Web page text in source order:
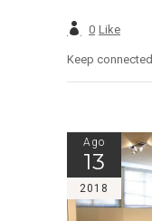
0 Like
Keep connected
Ago
13
2018